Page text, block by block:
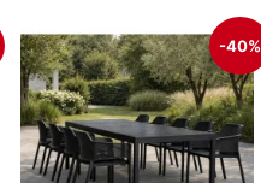
-40%